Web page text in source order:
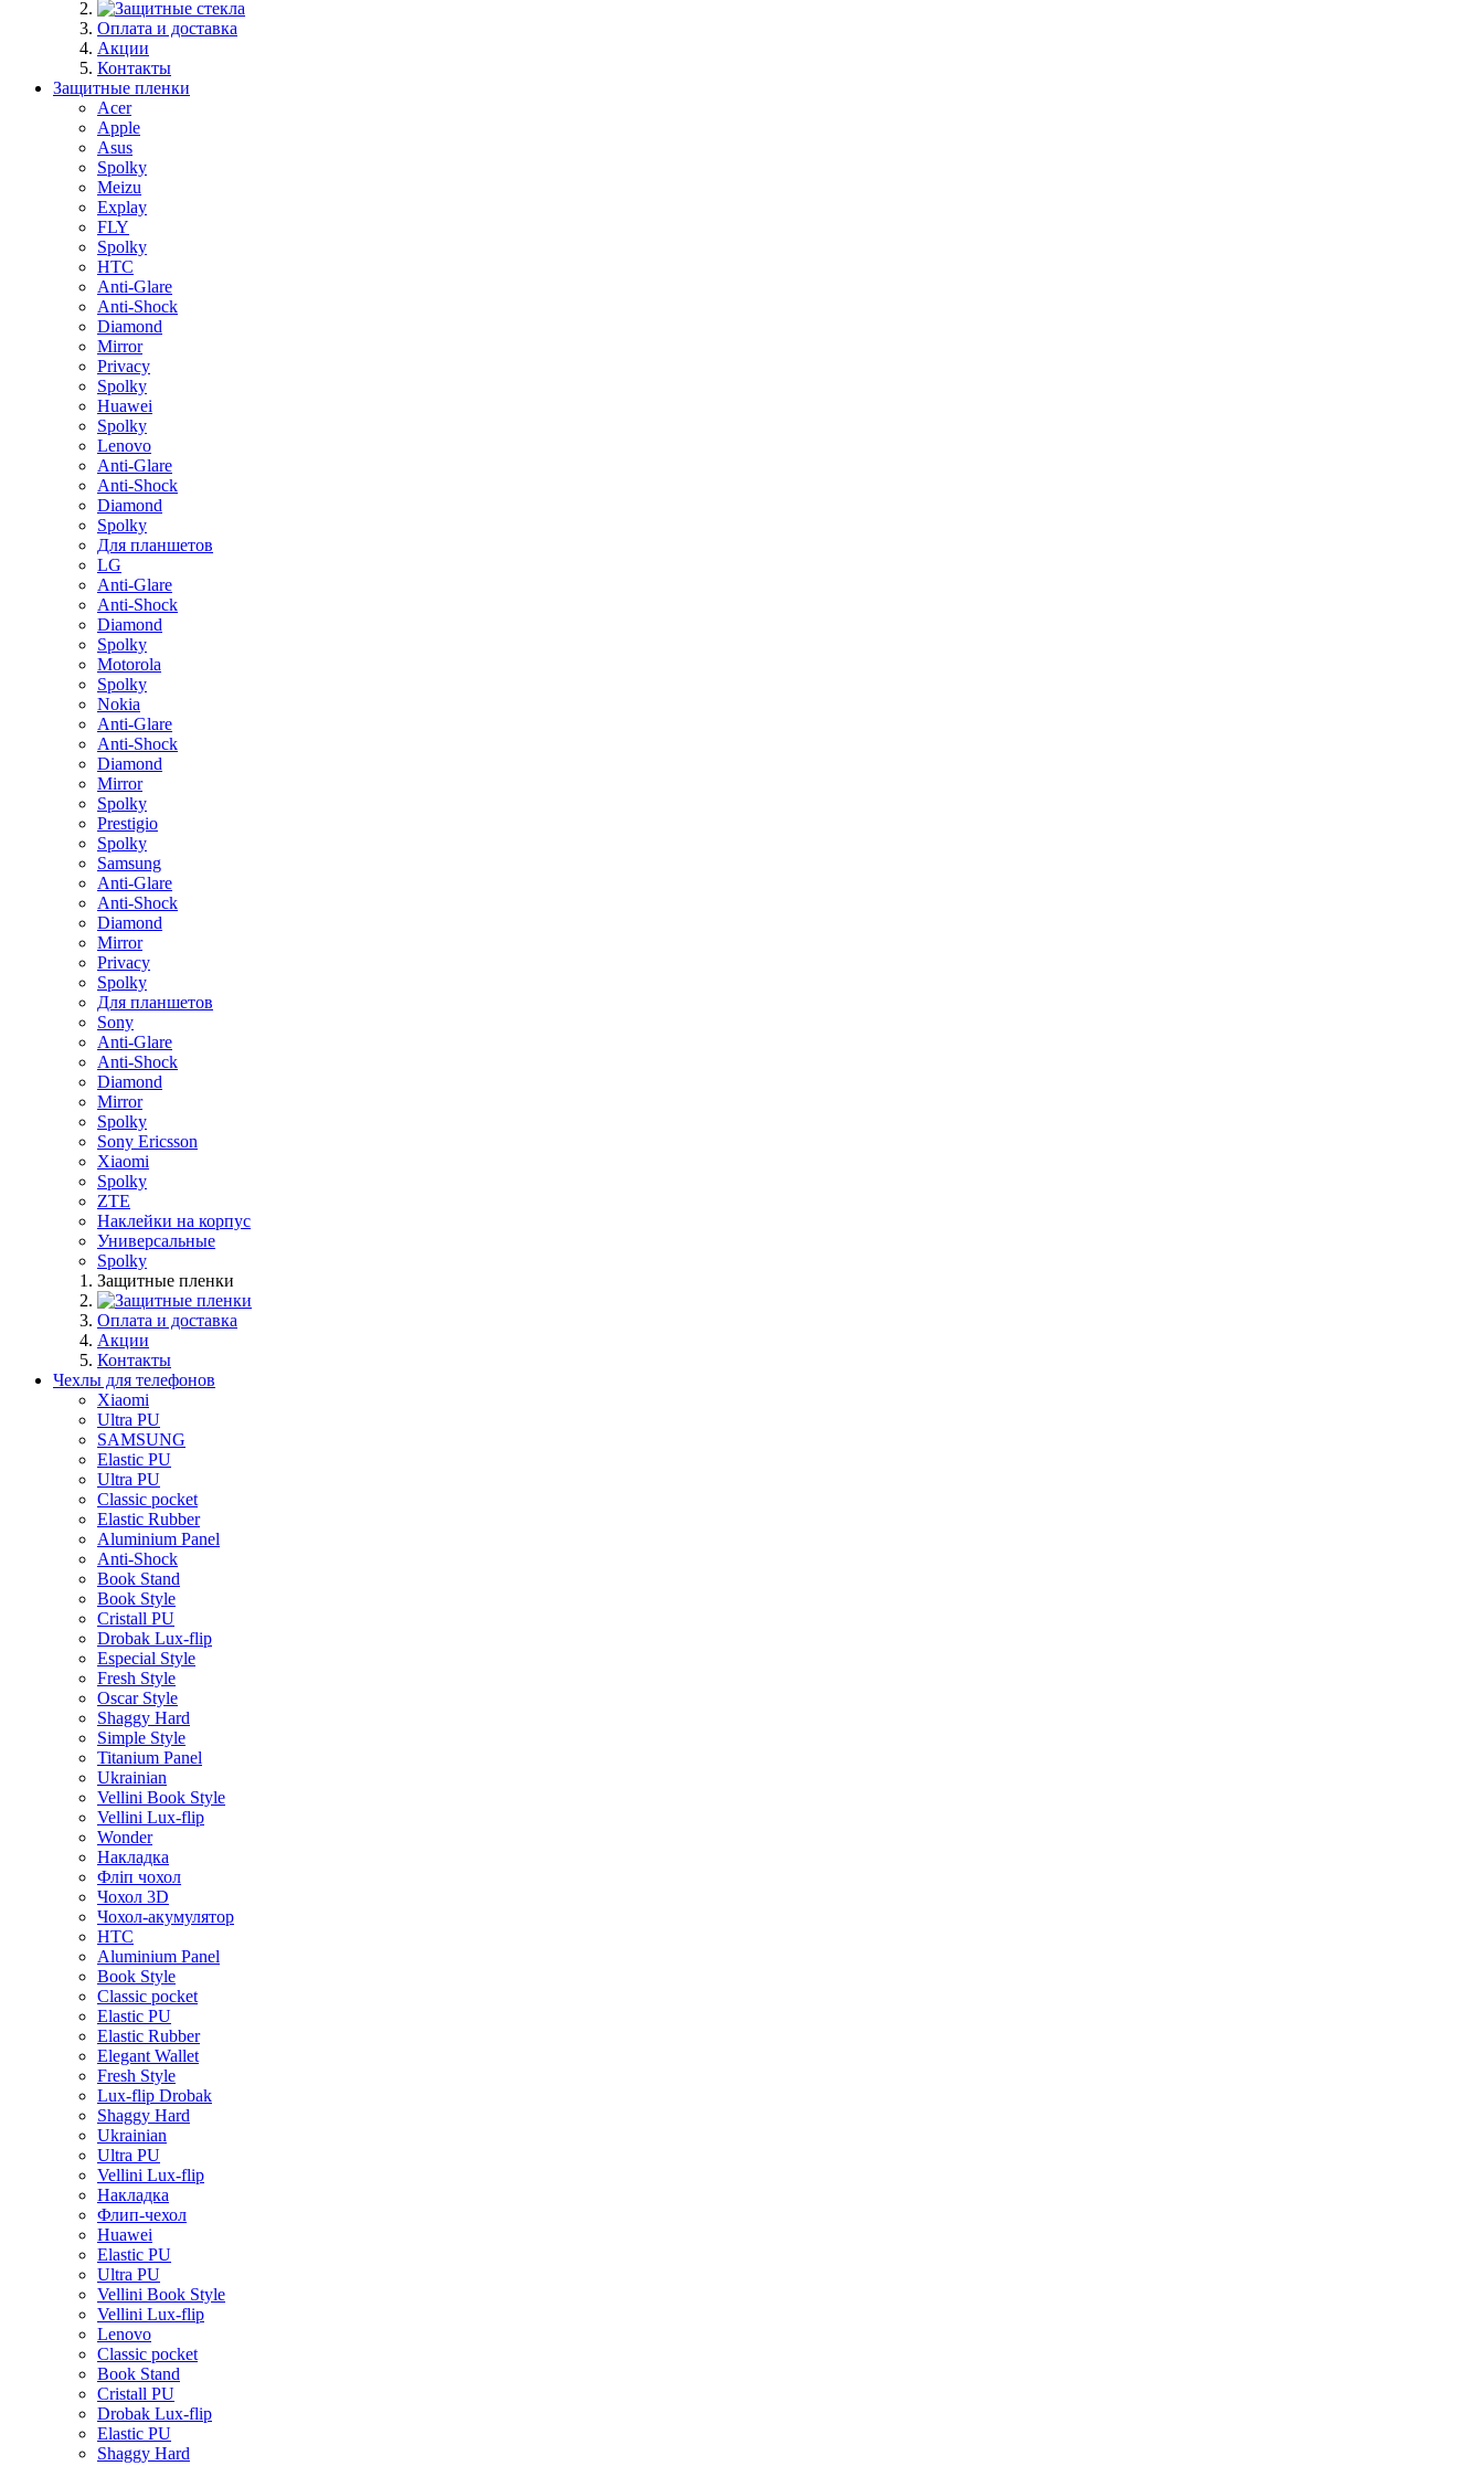
Оплата и доставка
Акции
Контакты
Защитные пленки
Acer
Apple
Asus
Spolky
Meizu
Explay
FLY
Spolky
HTC
Anti-Glare
Anti-Shock
Diamond
Mirror
Privacy
Spolky
Huawei
Spolky
Lenovo
Anti-Glare
Anti-Shock
Diamond
Spolky
Для планшетов
LG
Anti-Glare
Anti-Shock
Diamond
Spolky
Motorola
Spolky
Nokia
Anti-Glare
Anti-Shock
Diamond
Mirror
Spolky
Prestigio
Spolky
Samsung
Anti-Glare
Anti-Shock
Diamond
Mirror
Privacy
Spolky
Для планшетов
Sony
Anti-Glare
Anti-Shock
Diamond
Mirror
Spolky
Sony Ericsson
Xiaomi
Spolky
ZTE
Наклейки на корпус
Универсальные
Spolky
Защитные пленки
Оплата и доставка
Акции
Контакты
Чехлы для телефонов
Xiaomi
Ultra PU
SAMSUNG
Elastic PU
Ultra PU
Classic pocket
Elastic Rubber
Aluminium Panel
Anti-Shock
Book Stand
Book Style
Cristall PU
Drobak Lux-flip
Especial Style
Fresh Style
Oscar Style
Shaggy Hard
Simple Style
Titanium Panel
Ukrainian
Vellini Book Style
Vellini Lux-flip
Wonder
Накладка
Фліп чохол
Чохол 3D
Чохол-акумулятор
HTC
Aluminium Panel
Book Style
Classic pocket
Elastic PU
Elastic Rubber
Elegant Wallet
Fresh Style
Lux-flip Drobak
Shaggy Hard
Ukrainian
Ultra PU
Vellini Lux-flip
Накладка
Флип-чехол
Huawei
Elastic PU
Ultra PU
Vellini Book Style
Vellini Lux-flip
Lenovo
Classic pocket
Book Stand
Cristall PU
Drobak Lux-flip
Elastic PU
Shaggy Hard